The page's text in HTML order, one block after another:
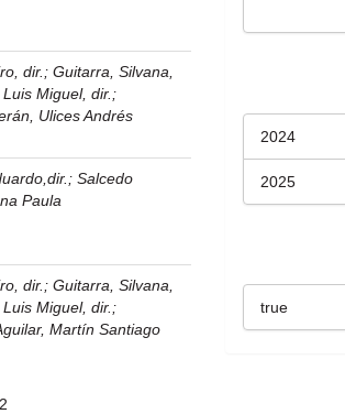
dir. ;Guitarra, Silvana,
Miguel, dir. ;
Ulices Andrés
;Salcedo
Paula
dir. ;Guitarra, Silvana,
Miguel, dir. ;
Martín Santiago
2024
2025
true